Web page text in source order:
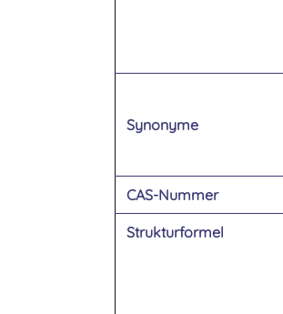
Synonyme
CAS-Nummer
Strukturformel